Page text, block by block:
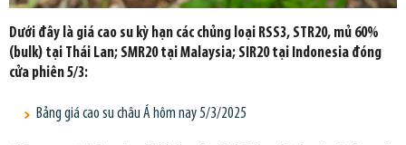
Dưới đây là giá cao su kỳ hạn các chủng loại RSS3, STR20, mủ 60%
(bulk) tại Thái Lan; SMR20 tại Malaysia; SIR20 tại Indonesia đóng
cửa phiên 5/3:
Bảng giá cao su châu Á hôm nay 5/3/2025